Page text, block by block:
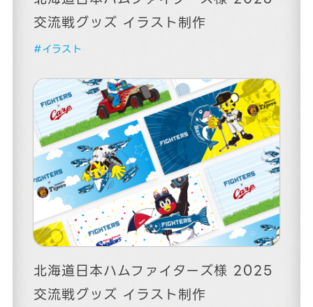
交流戦グッズ イラスト制作
#イラスト
北海道日本ハムファイターズ様 2025
交流戦グッズ イラスト制作